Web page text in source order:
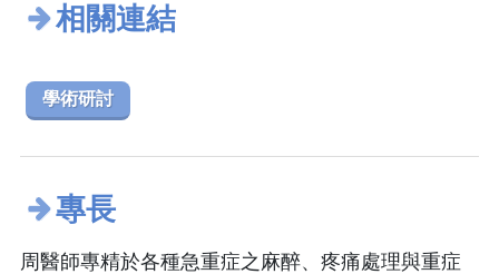
相關連結
學術研討
專長
周醫師專精於各種急重症之麻醉、疼痛處理與重症